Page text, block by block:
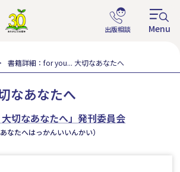
書籍詳細：for you... 大切なあなたへ
なあなたへ
切なあなたへ」発刊委員会
なたへはっかんいいんかい）